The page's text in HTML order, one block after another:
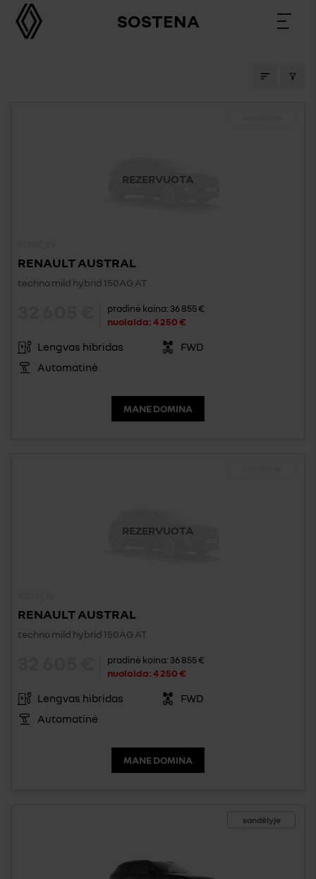
SOSTENA
SANDĖLIO AUTOMOBILIAI
REZERVUOTA
RENAULT AUSTRAL
techno mild hybrid 150AG AT
pradinė kaina: 36 855 €
nuolaida:4 250 €
Lengvas hibridas
FWD
Automatinė
MANE DOMINA
REZERVUOTA
RENAULT AUSTRAL
techno mild hybrid 150AG AT
pradinė kaina: 36 855 €
nuolaida:4 250 €
Lengvas hibridas
FWD
Automatinė
MANE DOMINA
sandėlyje